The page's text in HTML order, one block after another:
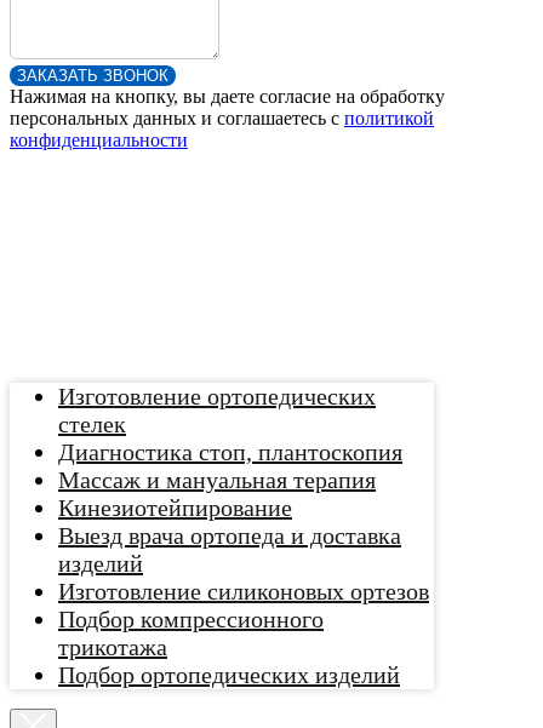
ЗАКАЗАТЬ ЗВОНОК
Нажимая на кнопку, вы даете согласие на обработку
персональных данных и соглашаетесь c политикой
конфиденциальности
Изготовление ортопедических
стелек
Диагностика стоп, плантоскопия
Массаж и мануальная терапия
Кинезиотейпирование
Выезд врача ортопеда и доставка
изделий
Изготовление силиконовых ортезов
Подбор компрессионного
трикотажа
Подбор ортопедических изделий